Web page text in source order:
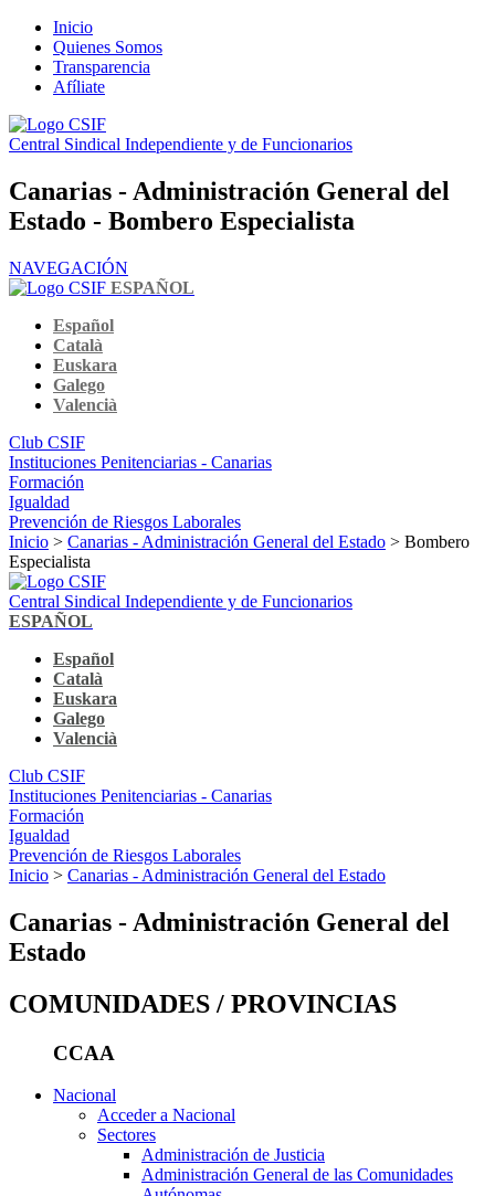
Inicio
Quienes Somos
Transparencia
Afíliate
Central Sindical Independiente y de Funcionarios
Canarias - Administración General del
Estado - Bombero Especialista
NAVEGACIÓN
ESPAÑOL
Español
Català
Euskara
Galego
Valencià
Club CSIF
Instituciones Penitenciarias - Canarias
Formación
Igualdad
Prevención de Riesgos Laborales
Inicio > Canarias - Administración General del Estado > Bombero
Especialista
Central Sindical Independiente y de Funcionarios
ESPAÑOL
Español
Català
Euskara
Galego
Valencià
Club CSIF
Instituciones Penitenciarias - Canarias
Formación
Igualdad
Prevención de Riesgos Laborales
Inicio > Canarias - Administración General del Estado
Canarias - Administración General del
Estado
COMUNIDADES / PROVINCIAS
CCAA
Nacional
Acceder a Nacional
Sectores
Administración de Justicia
Administración General de las Comunidades